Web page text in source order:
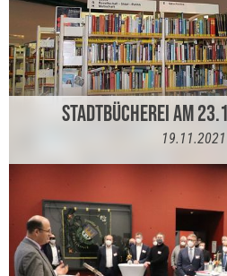
STADTBÜCHEREI AM
19.11.2021